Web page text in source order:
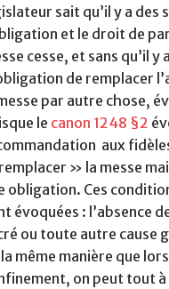
sait qu’il y a des
et le droit de
cesse, et sans qu’il y
de remplacer
par autre chose,
le canon 1248 §2
aux
» la messe
obligation. Ces
évoquées : l’absence
ou toute autre cause
même manière que
on peut tout